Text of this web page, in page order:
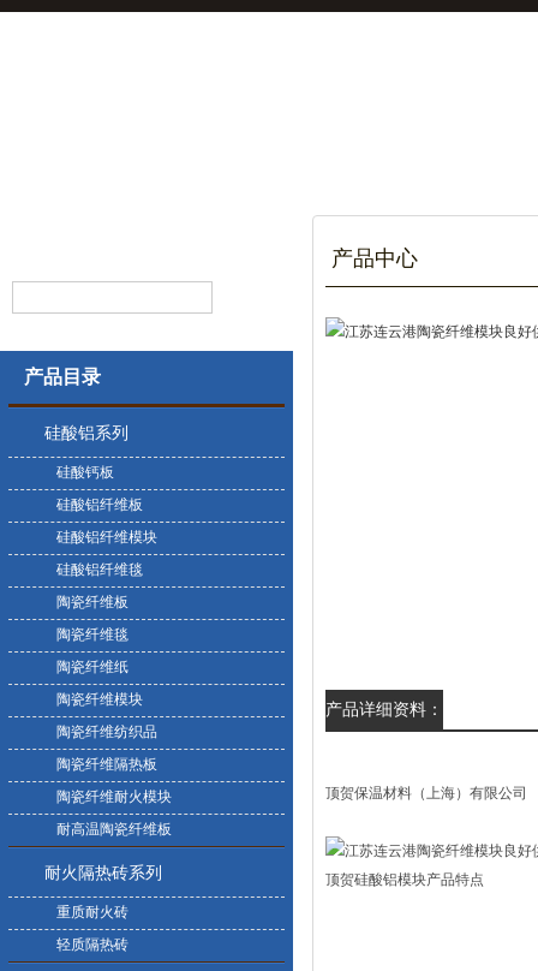
产品目录
硅酸铝系列
硅酸钙板
硅酸铝纤维板
硅酸铝纤维模块
硅酸铝纤维毯
陶瓷纤维板
陶瓷纤维毯
陶瓷纤维纸
陶瓷纤维模块
陶瓷纤维纺织品
陶瓷纤维隔热板
陶瓷纤维耐火模块
耐高温陶瓷纤维板
耐火隔热砖系列
重质耐火砖
轻质隔热砖
产品中心
产品详细资料：
顶贺保温材料（上海）有限公司
顶贺硅酸铝模块产品特点